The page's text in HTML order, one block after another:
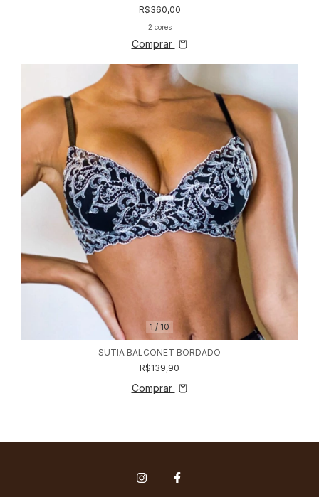
R$360,00
2 cores
Comprar
1 / 10
SUTIA BALCONET BORDADO
R$139,90
Comprar